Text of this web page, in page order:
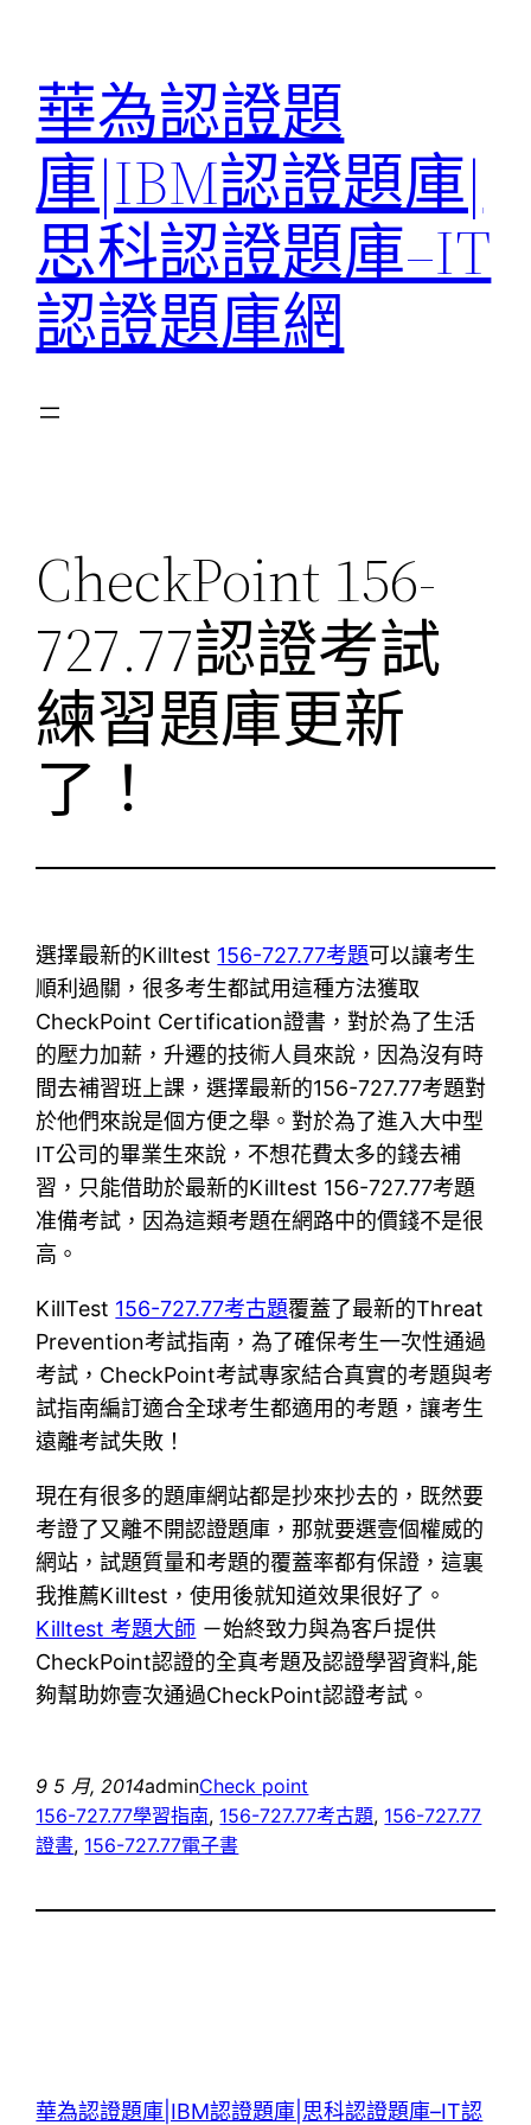
華為認證題
庫|IBM認證題庫|
思科認證題庫–IT
認證題庫網
CheckPoint 156-
727.77認證考試
練習題庫更新
了！
選擇最新的Killtest 156-727.77考題可以讓考生
順利過關，很多考生都試用這種方法獲取
CheckPoint Certification證書，對於為了生活
的壓力加薪，升遷的技術人員來說，因為沒有時
間去補習班上課，選擇最新的156-727.77考題對
於他們來說是個方便之舉。對於為了進入大中型
IT公司的畢業生來說，不想花費太多的錢去補
習，只能借助於最新的Killtest 156-727.77考題
准備考試，因為這類考題在網路中的價錢不是很
高。
KillTest 156-727.77考古題覆蓋了最新的Threat
Prevention考試指南，為了確保考生一次性通過
考試，CheckPoint考試專家結合真實的考題與考
試指南編訂適合全球考生都適用的考題，讓考生
遠離考試失敗！
現在有很多的題庫網站都是抄來抄去的，既然要
考證了又離不開認證題庫，那就要選壹個權威的
網站，試題質量和考題的覆蓋率都有保證，這裏
我推薦Killtest，使用後就知道效果很好了。
Killtest 考題大師 －始終致力與為客戶提供
CheckPoint認證的全真考題及認證學習資料,能
夠幫助妳壹次通過CheckPoint認證考試。
9 5 月, 2014adminCheck point
156-727.77學習指南, 156-727.77考古題, 156-727.77
證書, 156-727.77電子書
華為認證題庫|IBM認證題庫|思科認證題庫–IT認